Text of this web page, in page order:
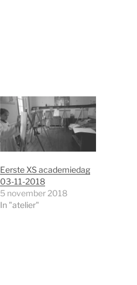
Eerste XS academiedag
03-11-2018
5 november 2018
In "atelier"